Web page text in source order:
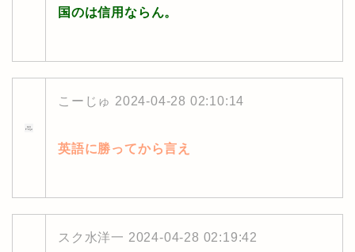
国のは信用ならん。
こーじゅ 2024-04-28 02:10:14
英語に勝ってから言え
スク水洋一 2024-04-28 02:19:42